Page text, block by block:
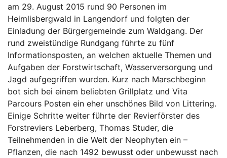
am 29. August 2015 rund 90 Personen im
Heimlisbergwald in Langendorf und folgten der
Einladung der Bürgergemeinde zum Waldgang. Der
rund zweistündige Rundgang führte zu fünf
Informationsposten, an welchen aktuelle Themen und
Aufgaben der Forstwirtschaft, Wasserversorgung und
Jagd aufgegriffen wurden. Kurz nach Marschbeginn
bot sich bei einem beliebten Grillplatz und Vita
Parcours Posten ein eher unschönes Bild von Littering.
Einige Schritte weiter führte der Revierförster des
Forstreviers Leberberg, Thomas Studer, die
Teilnehmenden in die Welt der Neophyten ein –
Pflanzen, die nach 1492 bewusst oder unbewusst nach